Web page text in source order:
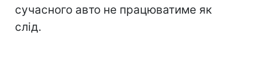
сучасного авто не працюватиме як
слід.